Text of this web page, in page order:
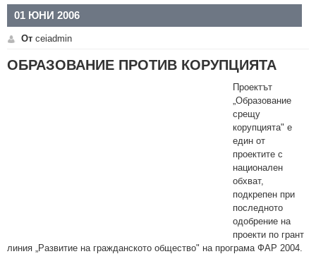
01 ЮНИ 2006
От ceiadmin
ОБРАЗОВАНИЕ ПРОТИВ КОРУПЦИЯТА
Проектът
„Образование
срещу
корупцията" е
един от
проектите с
национален
обхват,
подкрепен при
последното
одобрение на
проекти по грант
линия „Развитие на гражданското общество" на програма ФАР 2004.